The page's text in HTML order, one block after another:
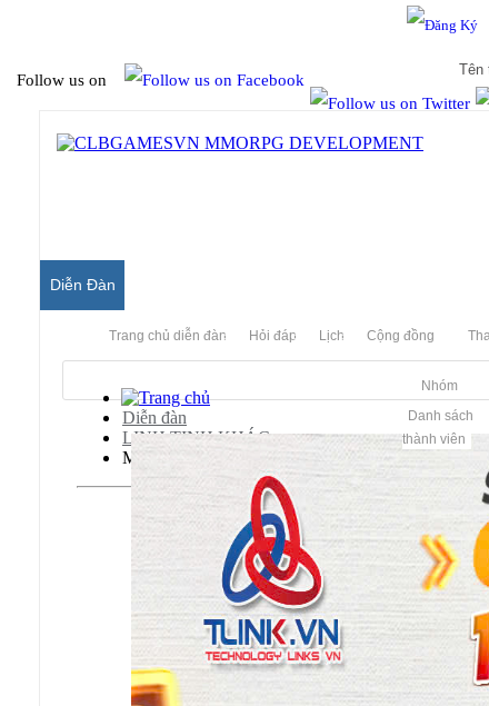
Follow us on
Diễn Đàn
Trang chủ diễn đàn Hỏi đáp Lịch Cộng đồng
Nhóm
Danh sách
thành viên
Diễn đàn
LINH TINH KHÁC
Make Money Online